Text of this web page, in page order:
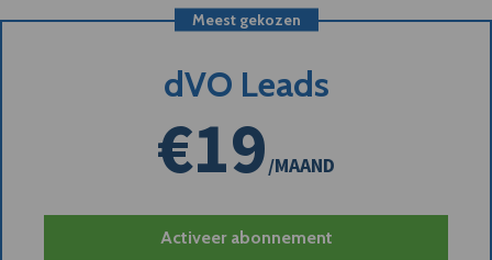
Meest gekozen
dVO Leads
€19/MAAND
Activeer abonnement